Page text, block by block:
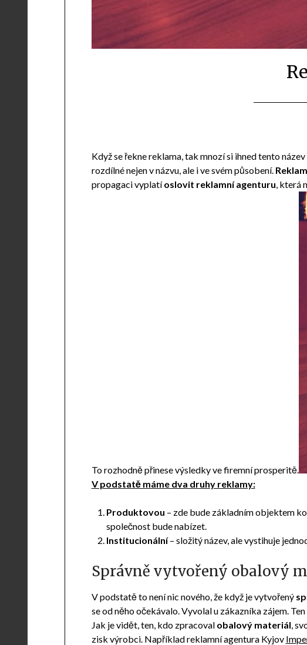
Když se řekne reklama, tak mnozí si ihned tento
rozdílné nejen v názvu, ale i ve svém působení.
propagaci vyplatíoslovit reklamní agenturu , která
To rozhodně přinese výsledky ve firemní prosperitě.
V podstatě máme dva druhy reklamy:
Produktovou – zde bude základním objektem
společnost bude nabízet.
Institucionální– složitý název, ale vystihuje
Správně vytvořený obalový
V podstatě to není nic nového, že když je vytvořený
se od něho očekávalo. Vyvolal u zákazníka zájem.
Jak je vidět, ten, kdo zpracoval obalový materiál ,
zisk výrobci. Například reklamní agentura Kyjov